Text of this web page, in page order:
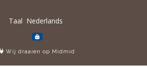
Taal
Wij draaien op Midmid